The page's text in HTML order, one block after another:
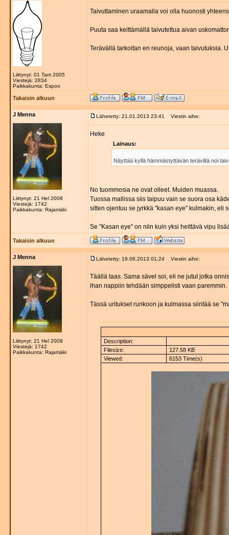
Liittynyt: 01 Tam 2005
Viestejä: 2834
Paikkakunta: Espoo
Taivuttaminen uraamalla voi olla huonosti
Puuta saa keittämällä taivutettua aivan
Terävällä tarkoitan en reunoja, vaan taivutuksia.
Takaisin alkuun
J Menna
Liittynyt: 21 Hel 2008
Viestejä: 1742
Paikkakunta: Rajamäki
Lähetetty: 21.01.2013 23:41 Viestin aihe:
Heke
Lainaus:
Näyttää kyllä hämmästyttävän teräviltä noi
No tuommosia ne ovat olleet. Muiden muassa.
Tuossa mallissa siis taipuu vain se suora osa
sitten ojentuu se jyrkkä "kasan eye" kulmakin, eli
Se "Kasan eye" on niin kuin yksi heittävä vipu
Takaisin alkuun
J Menna
Liittynyt: 21 Hel 2008
Viestejä: 1742
Paikkakunta: Rajamäki
Lähetetty: 19.06.2013 01:24 Viestin aihe:
Täällä taas. Sama sävel soi, eli ne jutut jotka
ihan nappiin tehdään simppelisti vaan paremmin.
Tässä uritukset runkoon ja kulmassa siintää se
Description:
Filesize:
127.58 KB
Viewed:
6153 Time(s)